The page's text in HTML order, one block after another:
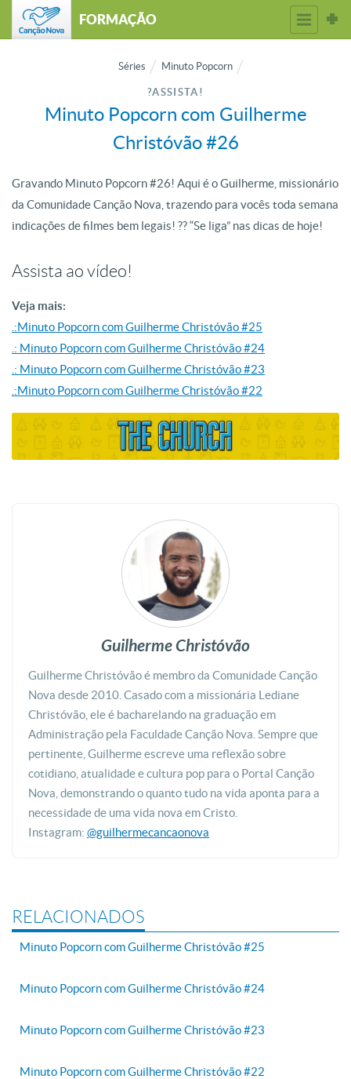
FORMAÇÃO
Séries Minuto Popcorn
?ASSISTA!
Minuto Popcorn com Guilherme
Christóvão #26
Gravando Minuto Popcorn #26! Aqui é o Guilherme, missionário
da Comunidade Canção Nova, trazendo para vocês toda semana
indicações de filmes bem legais! ?? “Se liga” nas dicas de hoje!
Assista ao vídeo!
Veja mais:
.:Minuto Popcorn com Guilherme Christóvão #25
.: Minuto Popcorn com Guilherme Christóvão #24
.: Minuto Popcorn com Guilherme Christóvão #23
.:Minuto Popcorn com Guilherme Christóvão #22
Guilherme Christóvão
Guilherme Christóvão é membro da Comunidade Canção
Nova desde 2010. Casado com a missionária Lediane
Christóvão, ele é bacharelando na graduação em
Administração pela Faculdade Canção Nova. Sempre que
pertinente, Guilherme escreve uma reflexão sobre
cotidiano, atualidade e cultura pop para o Portal Canção
Nova, demonstrando o quanto tudo na vida aponta para a
necessidade de uma vida nova em Cristo.
Instagram: @guilhermecancaonova
RELACIONADOS
Minuto Popcorn com Guilherme Christóvão #25
Minuto Popcorn com Guilherme Christóvão #24
Minuto Popcorn com Guilherme Christóvão #23
Minuto Popcorn com Guilherme Christóvão #22